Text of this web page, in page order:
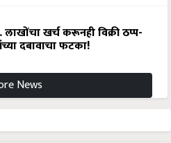
खर्च करूनही विक्री ठप्प-
दबावाचा फटका!
News